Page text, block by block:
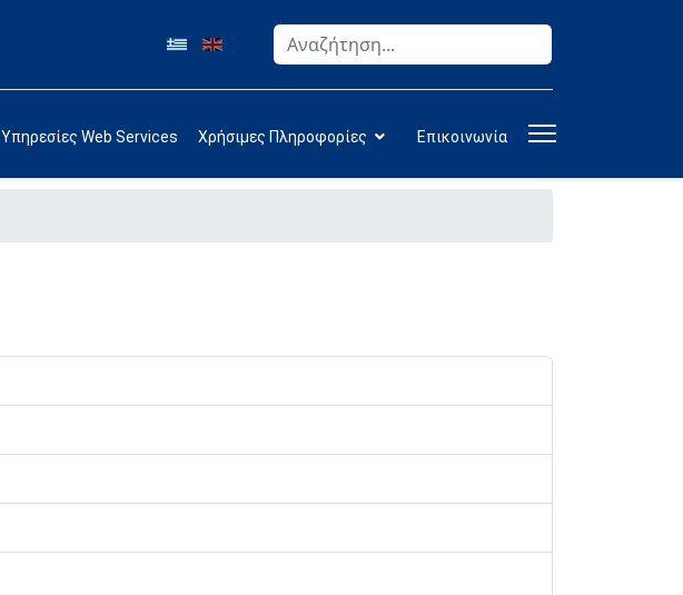
Αναζήτηση
Υπηρεσίες Web Services Χρήσιμες Πληροφορίες Επικοινωνία